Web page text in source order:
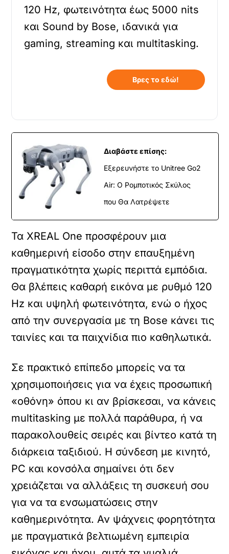
120 Hz, φωτεινότητα έως 5000 nits
και Sound by Bose, ιδανικά για
gaming, streaming και multitasking.
Βρες το εδώ!
Διαβάστε επίσης:
Εξερευνήστε το Unitree Go2
Air: Ο Ρομποτικός Σκύλος
που Θα Λατρέψετε
Τα XREAL One προσφέρουν μια
καθημερινή είσοδο στην επαυξημένη
πραγματικότητα χωρίς περιττά εμπόδια.
Θα βλέπεις καθαρή εικόνα με ρυθμό 120
Hz και υψηλή φωτεινότητα, ενώ ο ήχος
από την συνεργασία με τη Bose κάνει τις
ταινίες και τα παιχνίδια πιο καθηλωτικά.
Σε πρακτικό επίπεδο μπορείς να τα
χρησιμοποιήσεις για να έχεις προσωπική
«οθόνη» όπου κι αν βρίσκεσαι, να κάνεις
multitasking με πολλά παράθυρα, ή να
παρακολουθείς σειρές και βίντεο κατά τη
διάρκεια ταξιδιού. Η σύνδεση με κινητό,
PC και κονσόλα σημαίνει ότι δεν
χρειάζεται να αλλάξεις τη συσκευή σου
για να τα ενσωματώσεις στην
καθημερινότητα. Αν ψάχνεις φορητότητα
με πραγματικά βελτιωμένη εμπειρία